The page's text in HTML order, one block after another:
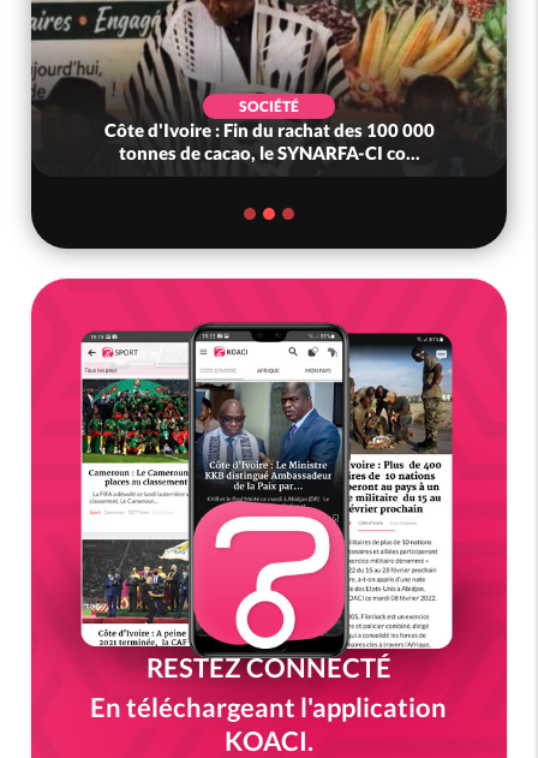
SOCIÉTÉ
Côte d'Ivoire : Fin du rachat des 100 000
tonnes de cacao, le SYNARFA-CI co...
RESTEZ CONNECTÉ
En téléchargeant l'application
KOACI.